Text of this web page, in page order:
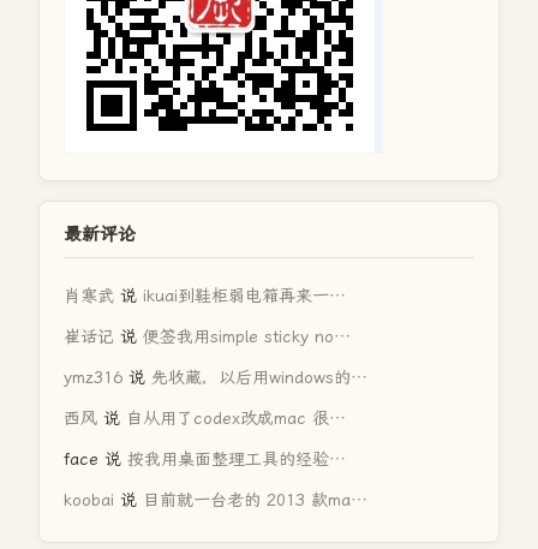
最新评论
肖寒武 说 ikuai到鞋柜弱电箱再来一…
崔话记 说 便签我用simple sticky no…
ymz316 说 先收藏，以后用windows的…
西风 说 自从用了codex改成mac 很…
face 说 按我用桌面整理工具的经验…
koobai 说 目前就一台老的 2013 款ma…